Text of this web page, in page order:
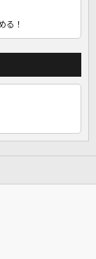
る！